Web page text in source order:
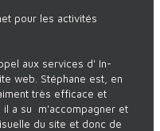
pour les activités
aux services d' In-
web. Stéphane est, en
très efficace et
il a su m'accompagner et
du site et donc de